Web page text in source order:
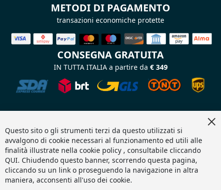
METODI DI PAGAMENTO
transazioni economiche protette
CONSEGNA GRATUITA
IN TUTTA ITALIA a partire da € 349
sociale 10.000€ i.v. - P.iva e C.F 05924510653 - REA SA-484254 -
PEC:hts@pecaruba.it
Copyright 2024 © |DF Solution | Web Agency Magento
Slashto Web Design
Questo sito o gli strumenti terzi da questo utilizzati si
avvalgono di cookie necessari al funzionamento ed utili alle
finalità illustrate nella cookie policy , consultabile cliccando
QUI. Chiudendo questo banner, scorrendo questa pagina,
cliccando su un link o proseguendo la navigazione in altra
maniera, acconsenti all'uso dei cookie.